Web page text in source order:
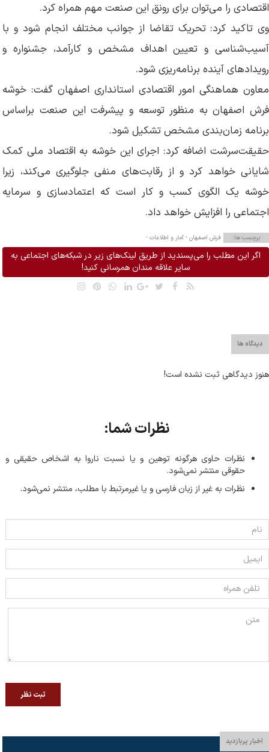
اقتصادی را می‌توان برای رونق این صنعت مهم همراه کرد.
وی تاکید کرد: تحریک تقاضا از جوانب مختلف انجام شود و با
آسیب‌شناسی و تعیین اهداف مشخص و کارآمد، جشنواره و
رویدادهای آینده برنامه‌ریزی شود.
معاون هماهنگی امور اقتصادی استانداری اصفهان گفت: خوشه
فرش اصفهان به منظور توسعه و پیشرفت این صنعت براساس
برنامه زمان‌بندی مشخص تشکیل شود.
حقیقت‌سرشت اضافه کرد: اجرای این خوشه به اقتصاد ملی کمک
شایانی خواهد کرد و از رقابت‌های منفی جلوگیری می‌کند، زیرا
خوشه یک الگوی کسب و کار است که اعتمادسازی و سرمایه
اجتماعی را افزایش خواهد داد.
برچسب ها: فرش اصفهان - آمار و اطلاعات -
اگر این مطلب را می‌پسندید از طریق لینک‌های زیر در شبکه‌های اجتماعی به
سایر علاقه مندان همرسانی کنید!
دیدگاه ها
هنوز دیدگاهی ثبت نشده است!
نظرات شما:
نظرات حاوی هرگونه توهین و یا نسبت ناروا به اشخاص حقیقی و
حقوقی منتشر نمی‌شود.
نظرات به غیر از زبان فارسی و یا غیر‌مرتبط با مطلب، منتشر نمی‌شود.
ثبت نظر
اخبار پربازدید